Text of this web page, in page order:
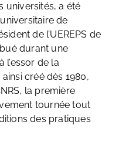
universités, a été
de
de l’UEREPS de
durant une
l’essor de la
créé dès 1980,
la première
tournée tout
des pratiques